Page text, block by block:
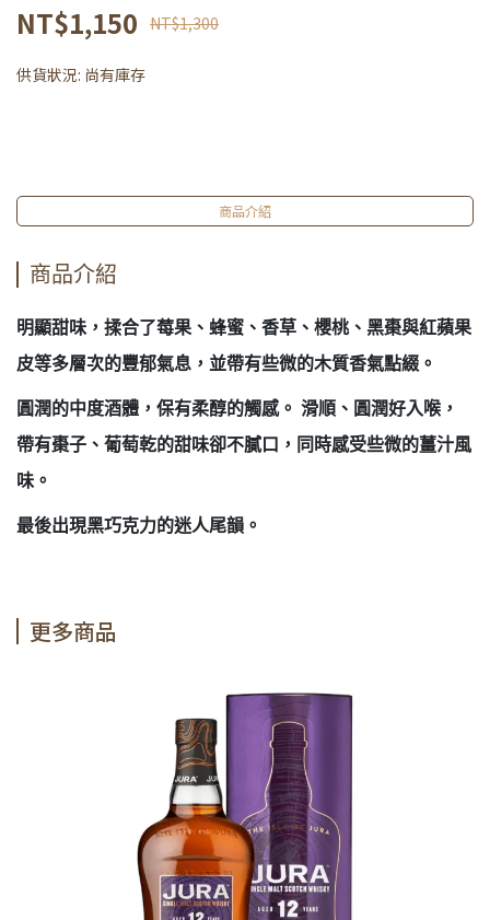
NT$1,150 NT$1,300
供貨狀況: 尚有庫存
商品介紹
商品介紹
明顯甜味，揉合了莓果、蜂蜜、香草、櫻桃、黑棗與紅蘋果
皮等多層次的豐郁氣息，並帶有些微的木質香氣點綴。
圓潤的中度酒體，保有柔醇的觸感。 滑順、圓潤好入喉，
帶有棗子、葡萄乾的甜味卻不膩口，同時感受些微的薑汁風
味。
最後出現黑巧克力的迷人尾韻。
更多商品